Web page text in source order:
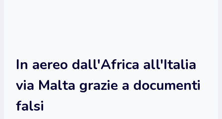
In aereo dall'Africa all'Italia
via Malta grazie a documenti
falsi